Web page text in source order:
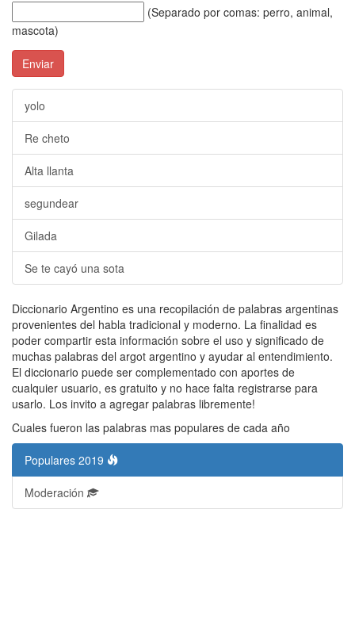
(Separado por comas: perro, animal,
mascota)
Enviar
yolo
Re cheto
Alta llanta
segundear
Gilada
Se te cayó una sota
Diccionario Argentino es una recopilación de palabras argentinas
provenientes del habla tradicional y moderno. La finalidad es
poder compartir esta información sobre el uso y significado de
muchas palabras del argot argentino y ayudar al entendimiento.
El diccionario puede ser complementado con aportes de
cualquier usuario, es gratuito y no hace falta registrarse para
usarlo. Los invito a agregar palabras libremente!
Cuales fueron las palabras mas populares de cada año
Populares 2019
Moderación